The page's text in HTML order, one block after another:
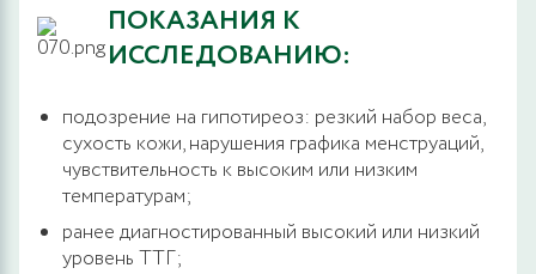
ПОКАЗАНИЯ К
ИССЛЕДОВАНИЮ:
подозрение на гипотиреоз: резкий набор веса,
сухость кожи, нарушения графика менструаций,
чувствительность к высоким или низким
температурам;
ранее диагностированный высокий или низкий
уровень ТТГ;